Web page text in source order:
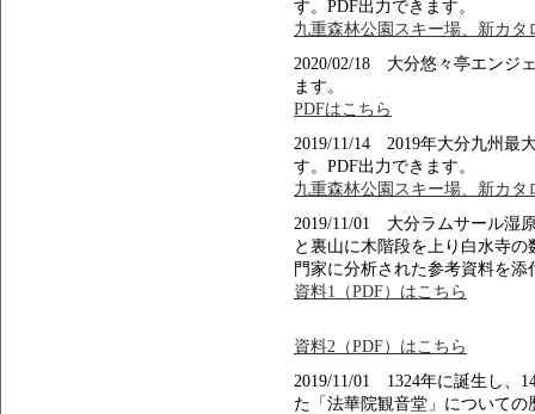
す。PDF出力できます。
九重森林公園スキー場、新カタ
2020/02/18 大分悠々亭エンジ
ます。
PDFはこちら
2019/11/14 2019年大分九州最
す。PDF出力できます。
九重森林公園スキー場、新カタ
2019/11/01 大分ラムサール湿
と裏山に木階段を上り白水寺
門家に分析された参考資料を添
資料1（PDF）はこちら
資料2（PDF）はこちら
2019/11/01 1324年に誕生し、
た「法華院観音堂」について